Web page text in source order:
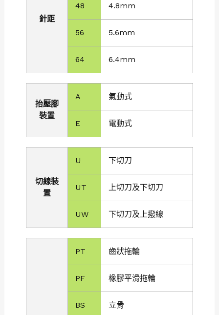
針距
48 4.8mm
56 5.6mm
64 6.4mm
抬壓腳
裝置
A 氣動式
E 電動式
切線裝
置
U 下切刀
UT 上切刀及下切刀
UW 下切刀及上撥線
PT 齒狀拖輪
PF 橡膠平滑拖輪
BS 立骨